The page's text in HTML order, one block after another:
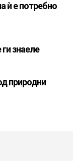
ѝ е потребно
знаеле
природни